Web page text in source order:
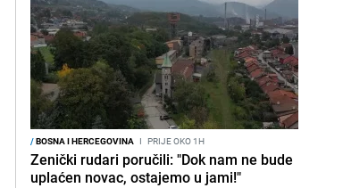
/BOSNA I HERCEGOVINA I PRIJE OKO 1H
Zenički rudari poručili: "Dok nam ne bude
uplaćen novac, ostajemo u jami!"